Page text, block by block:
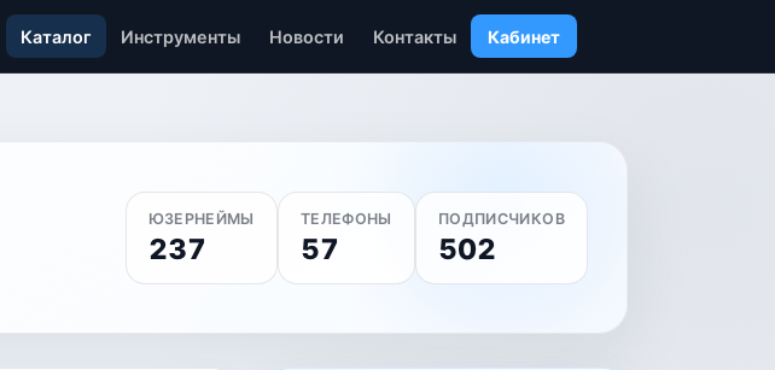
Каталог Инструменты Новости Контакты Кабинет
ЮЗЕРНЕЙМЫ
237
ТЕЛЕФОНЫ
57
ПОДПИСЧИКОВ
502